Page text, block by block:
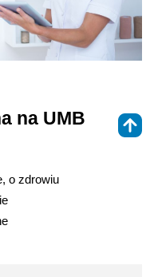
na UMB
o zdrowiu